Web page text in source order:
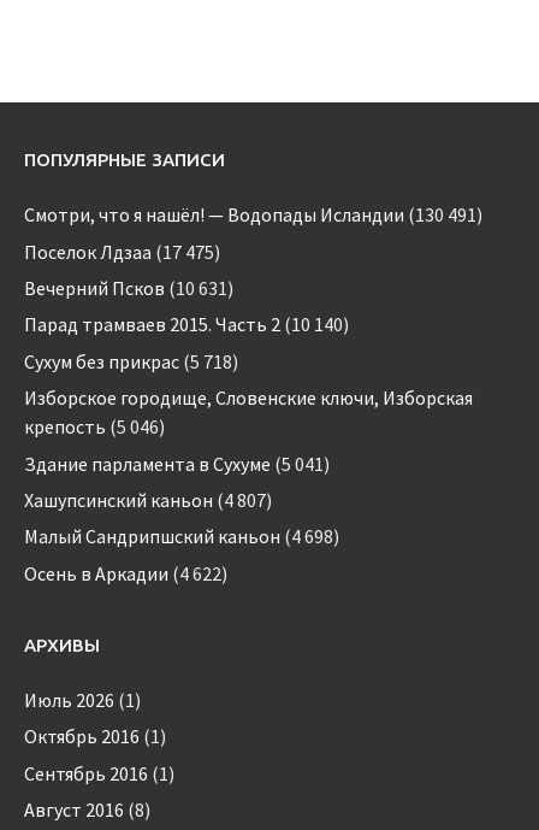
ПОПУЛЯРНЫЕ ЗАПИСИ
Смотри, что я нашёл! — Водопады Исландии (130 491)
Поселок Лдзаа (17 475)
Вечерний Псков (10 631)
Парад трамваев 2015. Часть 2 (10 140)
Сухум без прикрас (5 718)
Изборское городище, Словенские ключи, Изборская
крепость (5 046)
Здание парламента в Сухуме (5 041)
Хашупсинский каньон (4 807)
Малый Сандрипшский каньон (4 698)
Осень в Аркадии (4 622)
АРХИВЫ
Июль 2026 (1)
Октябрь 2016 (1)
Сентябрь 2016 (1)
Август 2016 (8)